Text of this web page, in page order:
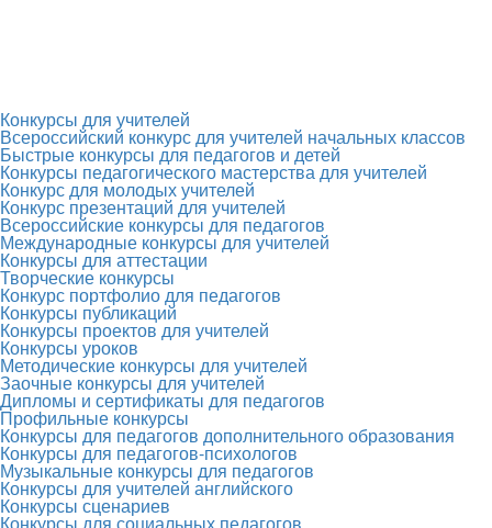
Конкурсы для учителей
Всероссийский конкурс для учителей начальных классов
Быстрые конкурсы для педагогов и детей
Конкурсы педагогического мастерства для учителей
Конкурс для молодых учителей
Конкурс презентаций для учителей
Всероссийские конкурсы для педагогов
Международные конкурсы для учителей
Конкурсы для аттестации
Творческие конкурсы
Конкурс портфолио для педагогов
Конкурсы публикаций
Конкурсы проектов для учителей
Конкурсы уроков
Методические конкурсы для учителей
Заочные конкурсы для учителей
Дипломы и сертификаты для педагогов
Профильные конкурсы
Конкурсы для педагогов дополнительного образования
Конкурсы для педагогов-психологов
Музыкальные конкурсы для педагогов
Конкурсы для учителей английского
Конкурсы сценариев